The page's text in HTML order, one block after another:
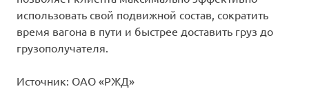
использовать свой подвижной состав, сократить
время вагона в пути и быстрее доставить груз до
грузополучателя.
Источник: ОАО «РЖД»